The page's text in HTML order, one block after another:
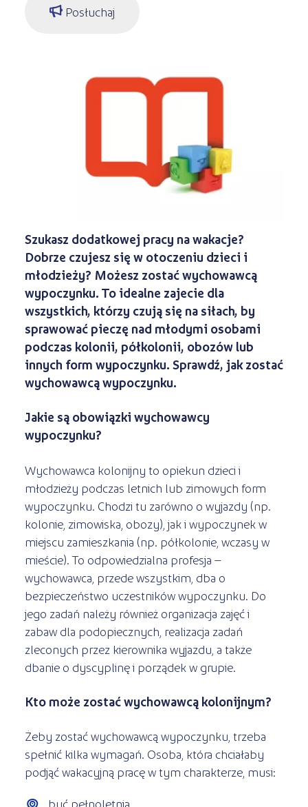
s
Posłuchaj
Szukasz dodatkowej pracy na wakacje?
Dobrze czujesz się w otoczeniu dzieci i
młodzieży? Możesz zostać wychowawcą
wypoczynku. To idealne zajecie dla
wszystkich, którzy czują się na siłach, by
sprawować pieczę nad młodymi osobami
podczas kolonii, półkolonii, obozów lub
innych form wypoczynku. Sprawdź, jak zostać
wychowawcą wypoczynku.
Jakie są obowiązki wychowawcy
wypoczynku?
Wychowawca kolonijny to opiekun dzieci i
młodzieży podczas letnich lub zimowych form
wypoczynku. Chodzi tu zarówno o wyjazdy (np.
kolonie, zimowiska, obozy), jak i wypoczynek w
miejscu zamieszkania (np. półkolonie, wczasy w
mieście). To odpowiedzialna profesja –
wychowawca, przede wszystkim, dba o
bezpieczeństwo uczestników wypoczynku. Do
jego zadań należy również organizacja zajęć i
zabaw dla podopiecznych, realizacja zadań
zleconych przez kierownika wyjazdu, a także
dbanie o dyscyplinę i porządek w grupie.
Kto może zostać wychowawcą kolonijnym?
Żeby zostać wychowawcą wypoczynku, trzeba
spełnić kilka wymagań. Osoba, która chciałaby
podjąć wakacyjną pracę w tym charakterze, musi:
być pełnoletnia,